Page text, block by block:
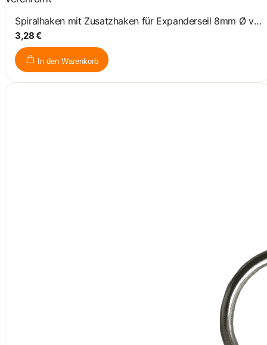
Spiralhaken mit Zusatzhaken für Expanderseil 8mm Ø verchromt
3,28 €
In den Warenkorb